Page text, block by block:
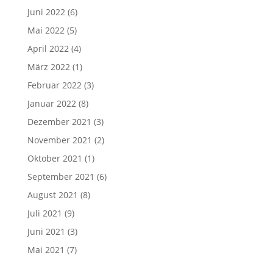
Juni 2022(6)
Mai 2022(5)
April 2022(4)
März 2022(1)
Februar 2022(3)
Januar 2022(8)
Dezember 2021 (3)
November 2021 (2)
Oktober 2021 (1)
September 2021 (6)
August 2021 (8)
Juli 2021 (9)
Juni 2021 (3)
Mai 2021 (7)